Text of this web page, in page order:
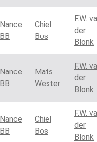
Nance
BB
Chiel
Bos
F.W.
der
Blonk
Nance
BB
Mats
Wester
F.W.
der
Blonk
Nance
BB
Chiel
Bos
F.W.
der
Blonk